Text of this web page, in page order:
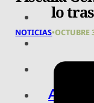
ARTE,
lo
NOTICIAS•OCTUBRE